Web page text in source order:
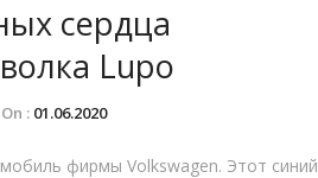
сердца
Lupo
On : 01.06.2020
фирмы Volkswagen. Этот синий